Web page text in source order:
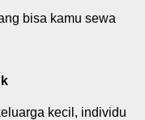
bisa kamu sewa
kecil, individu